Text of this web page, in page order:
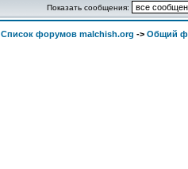
Показать сообщения:
Список форумов malchish.org -> Общий